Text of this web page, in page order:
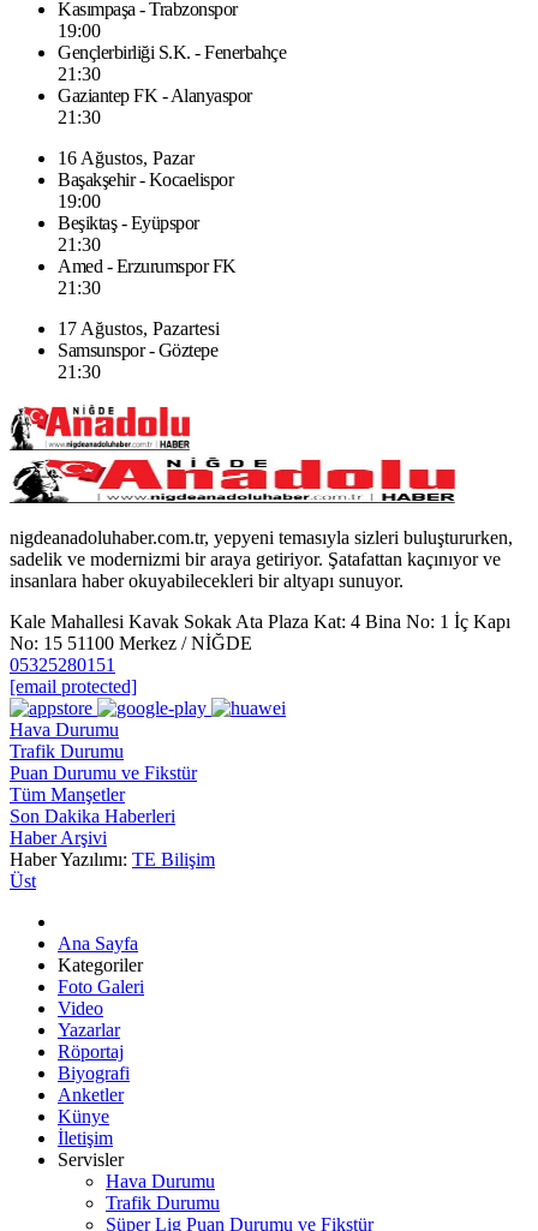
Kasımpaşa - Trabzonspor
19:00
Gençlerbirliği S.K. - Fenerbahçe
21:30
Gaziantep FK - Alanyaspor
21:30
16 Ağustos, Pazar
Başakşehir - Kocaelispor
19:00
Beşiktaş - Eyüpspor
21:30
Amed - Erzurumspor FK
21:30
17 Ağustos, Pazartesi
Samsunspor - Göztepe
21:30
nigdeanadoluhaber.com.tr, yepyeni temasıyla sizleri buluştururken,
sadelik ve modernizmi bir araya getiriyor. Şatafattan kaçınıyor ve
insanlara haber okuyabilecekleri bir altyapı sunuyor.
Kale Mahallesi Kavak Sokak Ata Plaza Kat: 4 Bina No: 1 İç Kapı
No: 15 51100 Merkez / NİĞDE
05325280151
[email protected]
Hava Durumu
Trafik Durumu
Puan Durumu ve Fikstür
Tüm Manşetler
Son Dakika Haberleri
Haber Arşivi
Haber Yazılımı: TE Bilişim
Üst
Ana Sayfa
Kategoriler
Foto Galeri
Video
Yazarlar
Röportaj
Biyografi
Anketler
Künye
İletişim
Servisler
Hava Durumu
Trafik Durumu
Süper Lig Puan Durumu ve Fikstür